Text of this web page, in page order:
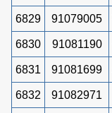
6829 91079005
6830 91081190
6831 91081699
6832 91082971